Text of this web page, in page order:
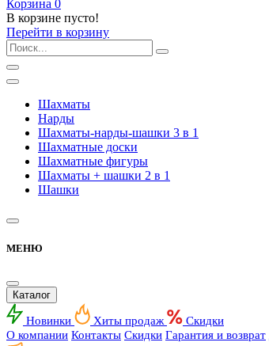
Корзина 0
В корзине пусто!
Перейти в корзину
Шахматы
Нарды
Шахматы-нарды-шашки 3 в 1
Шахматные доски
Шахматные фигуры
Шахматы + шашки 2 в 1
Шашки
МЕНЮ
Каталог
Новинки Хиты продаж
Скидки
О компании Контакты Скидки Гарантия и возврат